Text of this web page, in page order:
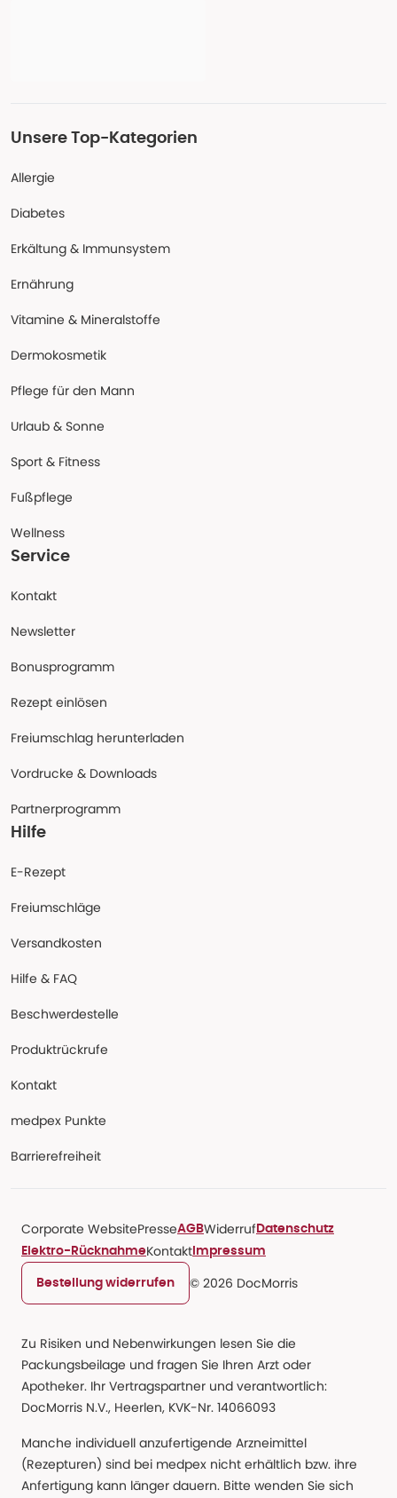
Unsere Top-Kategorien
Allergie
Diabetes
Erkältung & Immunsystem
Ernährung
Vitamine & Mineralstoffe
Dermokosmetik
Pflege für den Mann
Urlaub & Sonne
Sport & Fitness
Fußpflege
Wellness
Service
Kontakt
Newsletter
Bonusprogramm
Rezept einlösen
Freiumschlag herunterladen
Vordrucke & Downloads
Partnerprogramm
Hilfe
E-Rezept
Freiumschläge
Versandkosten
Hilfe & FAQ
Beschwerdestelle
Produktrückrufe
Kontakt
medpex Punkte
Barrierefreiheit
Corporate WebsitePresseAGBWiderruf Datenschutz
Elektro-RücknahmeKontakt Impressum
Bestellung widerrufen © 2026 DocMorris
Zu Risiken und Nebenwirkungen lesen Sie die
Packungsbeilage und fragen Sie Ihren Arzt oder
Apotheker. Ihr Vertragspartner und verantwortlich:
DocMorris N.V., Heerlen, KVK-Nr. 14066093
Manche individuell anzufertigende Arzneimittel
(Rezepturen) sind bei medpex nicht erhältlich bzw. ihre
Anfertigung kann länger dauern. Bitte wenden Sie sich